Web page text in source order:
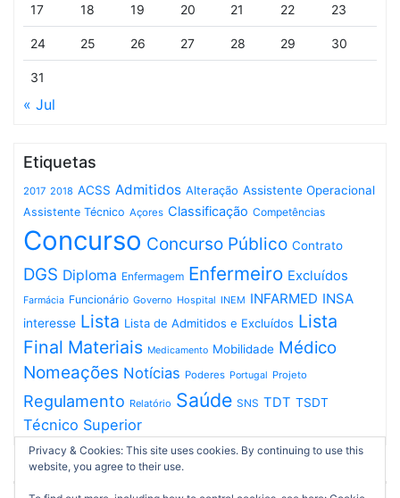
17 18 19 20 21 22 23
24 25 26 27 28 29 30
31
« Jul
Etiquetas
2017 2018 ACSS Admitidos Alteração Assistente Operacional
Assistente Técnico Açores Classificação Competências
Concurso Concurso Público Contrato
DGS Diploma Enfermagem Enfermeiro Excluídos
Farmácia Funcionário Governo Hospital INEM INFARMED INSA
interesse Lista Lista de Admitidos e Excluídos Lista
Final Materiais Medicamento Mobilidade Médico
Nomeações Notícias Poderes Portugal Projeto
Regulamento Relatório Saúde SNS TDT TSDT
Técnico Superior
Privacy & Cookies: This site uses cookies. By continuing to use this
website, you agree to their use.